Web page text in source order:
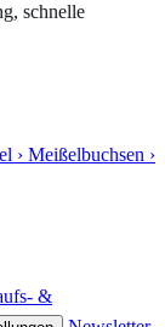
schnelle
› Meißelbuchsen ›
&